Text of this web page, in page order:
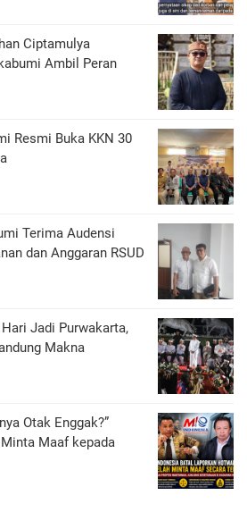
Ciptamulya
Ambil Peran
Resmi Buka KKN 30
Terima Audensi
dan Anggaran RSUD
Jadi Purwakarta,
Makna
Otak Enggak?”
Maaf kepada